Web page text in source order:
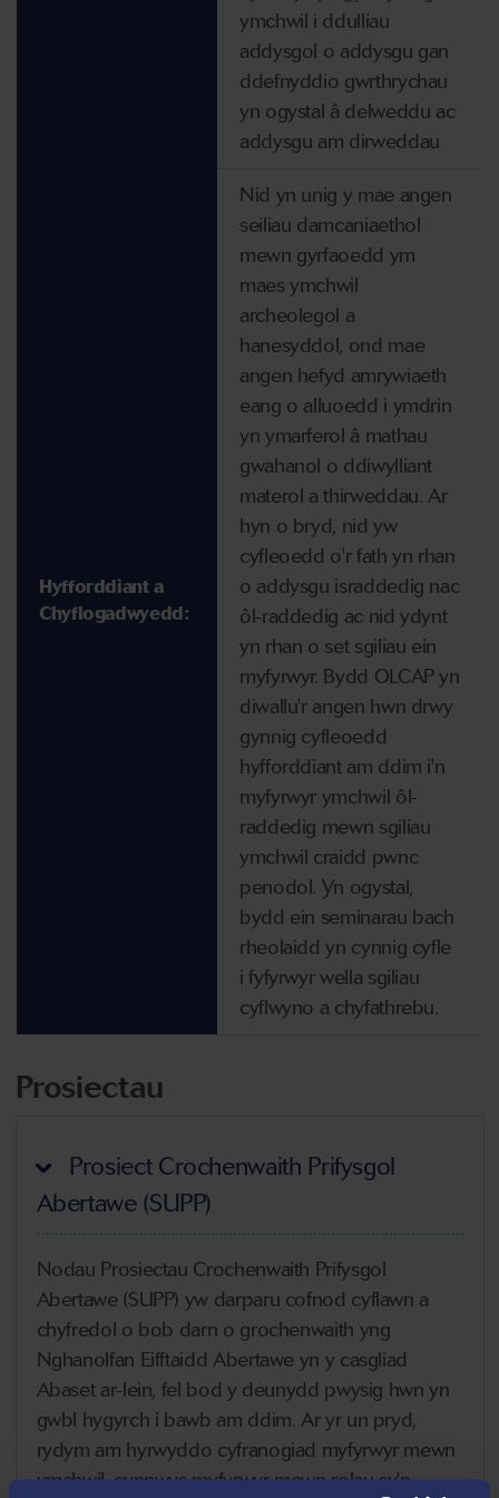
ymchwil i ddulliau
addysgol o addysgu gan
ddefnyddio gwrthrychau
yn ogystal â delweddu ac
addysgu am dirweddau
Hyfforddiant a
Chyflogadwyedd:
Nid yn unig y mae angen
seiliau damcaniaethol
mewn gyrfaoedd ym
maes ymchwil
archeolegol a
hanesyddol, ond mae
angen hefyd amrywiaeth
eang o alluoedd i ymdrin
yn ymarferol â mathau
gwahanol o ddiwylliant
materol a thirweddau. Ar
hyn o bryd, nid yw
cyfleoedd o'r fath yn rhan
o addysgu israddedig nac
ôl-raddedig ac nid ydynt
yn rhan o set sgiliau ein
myfyrwyr. Bydd OLCAP yn
diwallu'r angen hwn drwy
gynnig cyfleoedd
hyfforddiant am ddim i'n
myfyrwyr ymchwil ôl-
raddedig mewn sgiliau
ymchwil craidd pwnc
penodol. Yn ogystal,
bydd ein seminarau bach
rheolaidd yn cynnig cyfle
i fyfyrwyr wella sgiliau
cyflwyno a chyfathrebu.
Prosiectau
Prosiect Crochenwaith Prifysgol
Abertawe (SUPP)
Nodau Prosiectau Crochenwaith Prifysgol
Abertawe (SUPP) yw darparu cofnod cyflawn a
chyfredol o bob darn o grochenwaith yng
Nghanolfan Eifftaidd Abertawe yn y casgliad
Abaset ar-lein, fel bod y deunydd pwysig hwn yn
gwbl hygyrch i bawb am ddim. Ar yr un pryd,
rydym am hyrwyddo cyfranogiad myfyrwyr mewn
ymchwil, cynnwys myfyrwyr mewn rolau sy'n